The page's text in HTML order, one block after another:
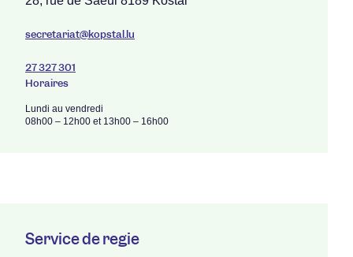
secretariat@kopstal.lu
27 327 301
Horaires
Lundi au vendredi
08h00 – 12h00 et 13h00 – 16h00
Service de régie